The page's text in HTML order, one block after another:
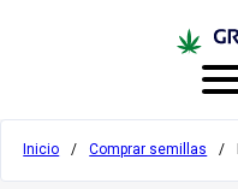
Inicio / Comprar semillas /